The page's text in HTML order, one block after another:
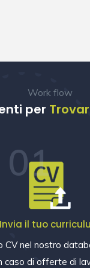
Work flow
per
01
Invia il tuo
CV nel nostro
caso di offerte di